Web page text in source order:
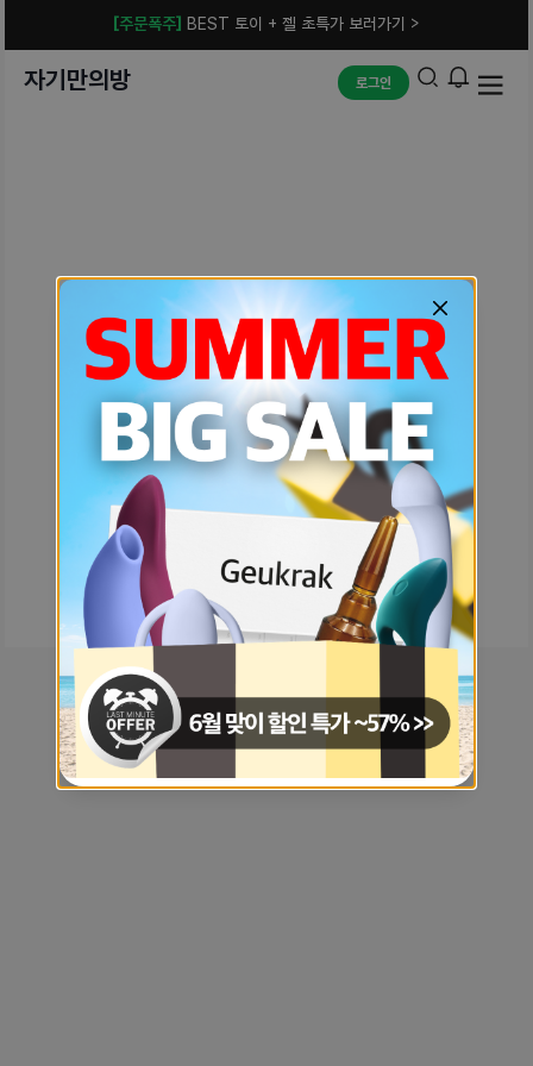
[주문폭주] BEST 토이 + 젤 초특가 보러가기 >
자기만의방 로그인
예상치 못한 에러입니다.